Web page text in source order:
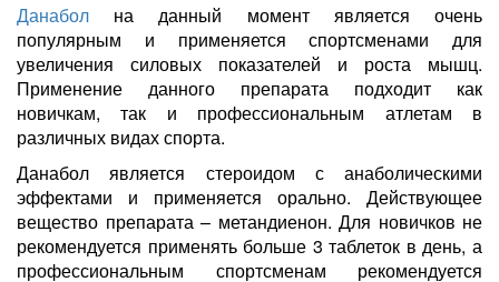
Данабол на данный момент является очень
популярным и применяется спортсменами для
увеличения силовых показателей и роста мышц.
Применение данного препарата подходит как
новичкам, так и профессиональным атлетам в
различных видах спорта.
Данабол является стероидом с анаболическими
эффектами и применяется орально. Действующее
вещество препарата – метандиенон. Для новичков не
рекомендуется применять больше 3 таблеток в день, а
профессиональным спортсменам рекомендуется